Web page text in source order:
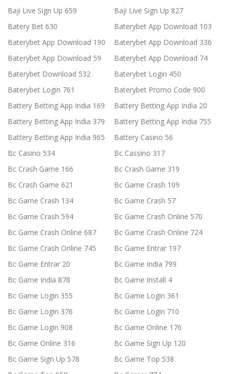
Baji Live Sign Up 659
Baji Live Sign Up 827
Batery Bet 630
Baterybet App Download 103
Baterybet App Download 190
Baterybet App Download 336
Baterybet App Download 59
Baterybet App Download 74
Baterybet Download 532
Baterybet Login 450
Baterybet Login 761
Baterybet Promo Code 900
Battery Betting App India 169
Battery Betting App India 20
Battery Betting App India 379
Battery Betting App India 755
Battery Betting App India 965
Battery Casino 56
Bc Casino 534
Bc Cassino 317
Bc Crash Game 166
Bc Crash Game 319
Bc Crash Game 621
Bc Game Crash 109
Bc Game Crash 134
Bc Game Crash 57
Bc Game Crash 594
Bc Game Crash Online 570
Bc Game Crash Online 687
Bc Game Crash Online 724
Bc Game Crash Online 745
Bc Game Entrar 197
Bc Game Entrar 20
Bc Game India 799
Bc Game India 878
Bc Game Install 4
Bc Game Login 355
Bc Game Login 361
Bc Game Login 376
Bc Game Login 710
Bc Game Login 908
Bc Game Online 176
Bc Game Online 316
Bc Game Sign Up 120
Bc Game Sign Up 578
Bc Game Top 538